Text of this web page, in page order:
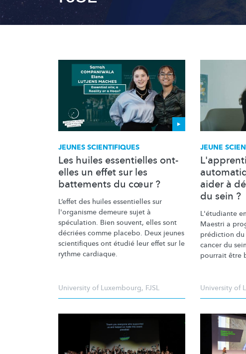
JEUNES SCIENTIFIQUES
Les huiles essentielles ont-
elles un effet sur les
battements du cœur ?
L’effet des huiles essentielles sur
l'organisme demeure sujet à
spéculation. Bien souvent, elles sont
décriées comme placebo. Deux jeunes
scientifiques ont étudié leur effet sur le
rythme cardiaque.
University of Luxembourg, FJSL
JEUNE
aider à
du sein ?
L'étudiante
Maestri a
prédiction
cancer du
pourrait être
University of